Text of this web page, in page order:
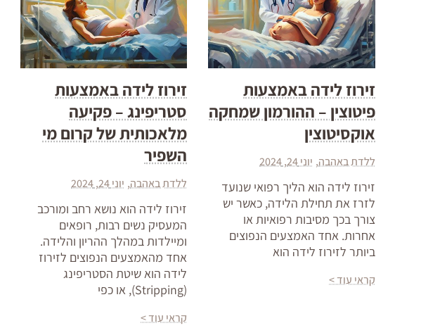
זירוז לידה באמצעות
פיטוצין – ההורמון שמחקה
אוקסיטוצין
ללדת באהבה יוני 24, 2024
זירוז לידה הוא הליך רפואי שנועד
לזרז את תחילת הלידה, כאשר יש
צורך בכך מסיבות רפואיות או
אחרות. אחד האמצעים הנפוצים
ביותר לזירוז לידה הוא
קראי עוד >
זירוז לידה באמצעות
סטריפינג – פקיעה
מלאכותית של קרום מי
השפיר
ללדת באהבה יוני 24, 2024
זירוז לידה הוא נושא רחב ומורכב
המעסיק נשים רבות, רופאים
ומיילדות במהלך ההריון והלידה.
אחד מהאמצעים הנפוצים לזירוז
לידה הוא שיטת הסטריפינג
(Stripping), או כפי
קראי עוד >